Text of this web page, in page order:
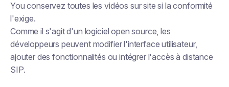
You conservez toutes les vidéos sur site si la conformité
l'exige.
Comme il s'agit d'un logiciel open source, les
développeurs peuvent modifier l'interface utilisateur,
ajouter des fonctionnalités ou intégrer l'accès à distance
SIP.